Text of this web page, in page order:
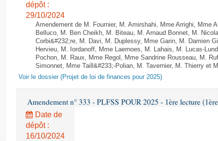
dépôt :
29/10/2024
Amendement de M. Fournier, M. Amirshahi, Mme Arrighi, Mme
Belluco, M. Ben Cheikh, M. Biteau, M. Arnaud Bonnet, M.
Corbi&#232;re, M. Davi, M. Duplessy, Mme Garin, M. Damien
Hervieu, M. Iordanoff, Mme Laernoes, M. Lahais, M. Lucas-
Pochon, M. Raux, Mme Regol, Mme Sandrine Rousseau, M.
Simonnet, Mme Taill&#233;-Polian, M. Tavernier, M. Thierry et
Voir le dossier (Projet de loi de finances pour 2025)
Amendement n° 333 - PLFSS POUR 2025 - 1ère lecture
Date de
dépôt :
16/10/2024